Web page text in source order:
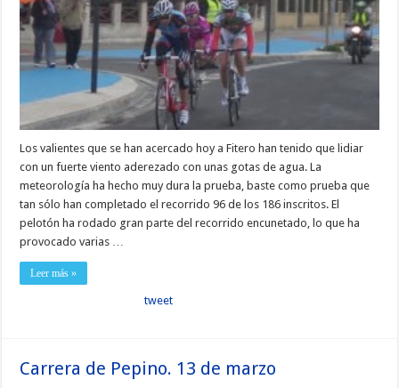
Los valientes que se han acercado hoy a Fitero han tenido que lidiar
con un fuerte viento aderezado con unas gotas de agua. La
meteorología ha hecho muy dura la prueba, baste como prueba que
tan sólo han completado el recorrido 96 de los 186 inscritos. El
pelotón ha rodado gran parte del recorrido encunetado, lo que ha
provocado varias …
Leer más »
tweet
Carrera de Pepino. 13 de marzo